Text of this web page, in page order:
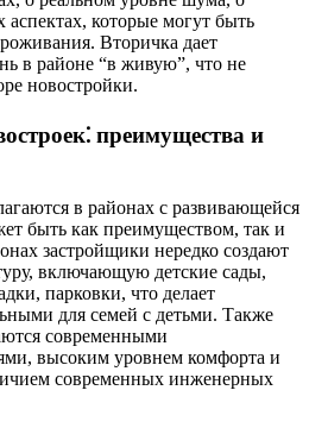
аспектах, которые могут быть
Вторичка дает
в районе “в живую”, что не
новостройки.
преимущества и
в районах с развивающейся
быть как преимуществом, так и
застройщики нередко создают
включающую детские сады,
парковки, что делает
для семей с детьми. Также
современными
высоким уровнем комфорта и
современных инженерных